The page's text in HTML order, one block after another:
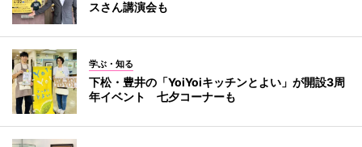
スさん講演会も
学ぶ・知る
下松・豊井の「YoiYoiキッチンとよい」が開設3周
年イベント 七夕コーナーも